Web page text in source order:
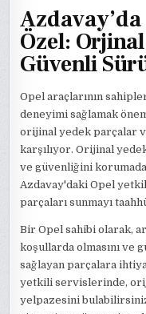
Özel:
Güvenli
Opel araçlarının
deneyimi sağlamak
orijinal yedek parçalar
karşılıyor. Orijinal
ve güvenliğini
Azdavay'daki Opel
parçaları sunmayı
Bir Opel sahibi olarak,
koşullarda olmasını ve
sağlayan parçalara
yetkili servislerinde,
yelpazesini